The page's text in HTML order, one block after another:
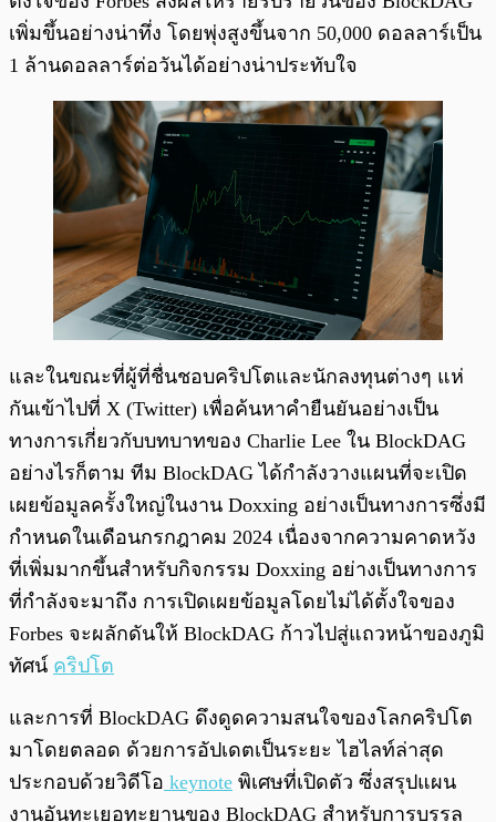
เพิ่มขึ้นอย่างน่าทึ่ง โดยพุ่งสูงขึ้นจาก 50,000 ดอลลาร์เป็น
1 ล้านดอลลาร์ต่อวันได้อย่างน่าประทับใจ
และในขณะที่ผู้ที่ชื่นชอบคริปโตและนักลงทุนต่างๆ แห่
กันเข้าไปที่ X (Twitter) เพื่อค้นหาคำยืนยันอย่างเป็น
ทางการเกี่ยวกับบทบาทของ Charlie Lee ใน BlockDAG
อย่างไรก็ตาม ทีม BlockDAG ได้กำลังวางแผนที่จะเปิด
เผยข้อมูลครั้งใหญ่ในงาน Doxxing อย่างเป็นทางการซึ่งมี
กำหนดในเดือนกรกฎาคม 2024 เนื่องจากความคาดหวัง
ที่เพิ่มมากขึ้นสำหรับกิจกรรม Doxxing อย่างเป็นทางการ
ที่กำลังจะมาถึง การเปิดเผยข้อมูลโดยไม่ได้ตั้งใจของ
Forbes จะผลักดันให้ BlockDAG ก้าวไปสู่แถวหน้าของภูมิ
ทัศน์ คริปโต
และการที่ BlockDAG ดึงดูดความสนใจของโลกคริปโต
มาโดยตลอด ด้วยการอัปเดตเป็นระยะ ไฮไลท์ล่าสุด
ประกอบด้วยวิดีโอ keynote พิเศษที่เปิดตัว ซึ่งสรุปแผน
งานอันทะเยอทะยานของ BlockDAG สำหรับการบรรลุ